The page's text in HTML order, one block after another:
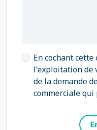
En cochant cette
l'exploitation de
de la demande
commerciale qui